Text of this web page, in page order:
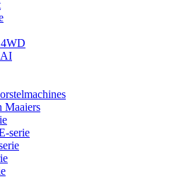
Maaiers
serie